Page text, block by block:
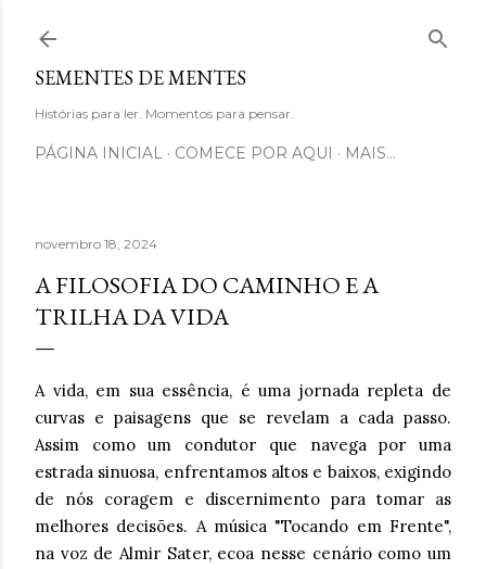
SEMENTES DE MENTES
Histórias para ler. Momentos para pensar.
PÁGINA INICIAL COMECE POR AQUI MAIS…
novembro 18, 2024
A FILOSOFIA DO CAMINHO E A
TRILHA DA VIDA
A vida, em sua essência, é uma jornada repleta de
curvas e paisagens que se revelam a cada passo.
Assim como um condutor que navega por uma
estrada sinuosa, enfrentamos altos e baixos, exigindo
de nós coragem e discernimento para tomar as
melhores decisões. A música "Tocando em Frente",
na voz de Almir Sater, ecoa nesse cenário como um